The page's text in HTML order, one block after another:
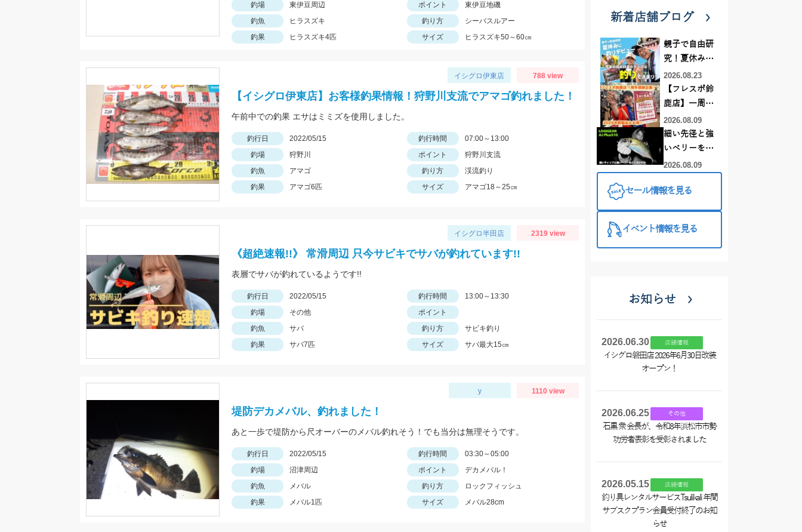
釣場
東伊豆周辺 ポイント
東伊豆地磯
釣魚
ヒラスズキ 釣り方
シーバスルアー
釣果
ヒラスズキ4匹 サイズ ヒラスズキ50～60㎝
イシグロ伊東店 788 view
【イシグロ伊東店】お客様釣果情報！狩野川支流でアマゴ釣れました！
午前中での釣果 エサはミミズを使用しました。
釣行日 2022/05/15 釣行時間
07:00～13:00
釣場
狩野川 ポイント
狩野川支流
釣魚
アマゴ 釣り方
渓流釣り
釣果
アマゴ6匹 サイズ アマゴ18～25㎝
イシグロ半田店 2319 view
《超絶速報!!》 常滑周辺 只今サビキでサバが釣れています!!
表層でサバが釣れているようです!!
釣行日 2022/05/15 釣行時間
13:00～13:30
釣場
その他
ポイント
釣魚
サバ 釣り方
サビキ釣り
釣果
サバ7匹 サイズ サバ最大15㎝
y 1110 view
堤防デカメバル、釣れました！
あと一歩で堤防から尺オーバーのメバル釣れそう！でも当分は無理そうです。
釣行日 2022/05/15 釣行時間
03:30～05:00
釣場
沼津周辺 ポイント
デカメバル！
釣魚
メバル 釣り方
ロックフィッシュ
釣果
メバル1匹 サイズ メバル28cm
新着店舗ブログ
親子で自由研
究！夏休みに
釣りデビュー
2026.08.23
【フレスポ鈴
鹿店】一周年
記念セール開
催中！新製品
ルアーロッド
もお買い
得！！！
2026.08.09
細い先径と強
いベリーをど
う活かすか |
プラス510の
2026.08.09
セール情報を見る
イベント情報を見る
お知らせ
2026.06.30 店舗情報
イシグロ磐田店 2026年6月30日改装
オープン！
2026.06.25 その他
石黒 衆 会長が、令和8年浜松市市勢
功労者表彰を受彰されました
2026.05.15 店舗情報
釣り具レンタルサービスTsulikali 年間
サブスクプラン会員受付終了のお知
らせ